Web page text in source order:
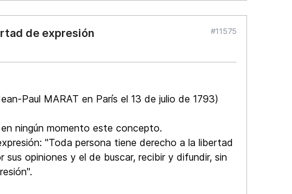
de expresión #11575
Paul MARAT en París el 13 de julio de 1793)
ningún momento este concepto.
"Toda persona tiene derecho a la libertad
opiniones y el de buscar, recibir y difundir, sin